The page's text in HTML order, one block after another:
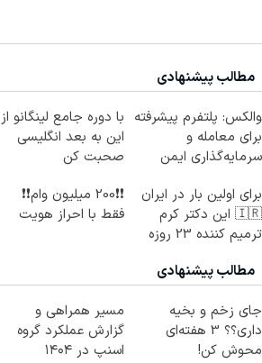
مطالب پیشنهادی
والکس: پلتفرم پیشرفته
برای معامله و
سرمایه‌گذاری ایمن
با دوره جامع لینگانو از
این به بعد انگلیسی
صحبت کن
برای اولین بار در ایران
🇮🇷 این دکتر کرم
ترمیم کننده 23 روزه
❗❗200 میلیون وام❗❗
فقط با احراز هویت
مطالب پیشنهادی
جای زخم و بخیه
داری؟؟ 3 هفته‌ای
محوش کن!
مسیر همراهی و
گزارش عملکرد گروه
اسنپ در ۱۴۰۴